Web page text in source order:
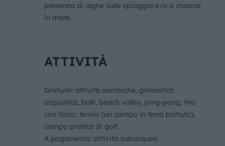
presenza di alghe sulla spiaggia e/o a chiazze
in mare.
ATTIVITÀ
Gratuite: attività aerobiche, ginnastica
acquatica, balli, beach volley, ping-pong, tiro
con l’arco, tennis (un campo in terra battuta),
campo pratica di golf.
A pagamento: attività subacquee.